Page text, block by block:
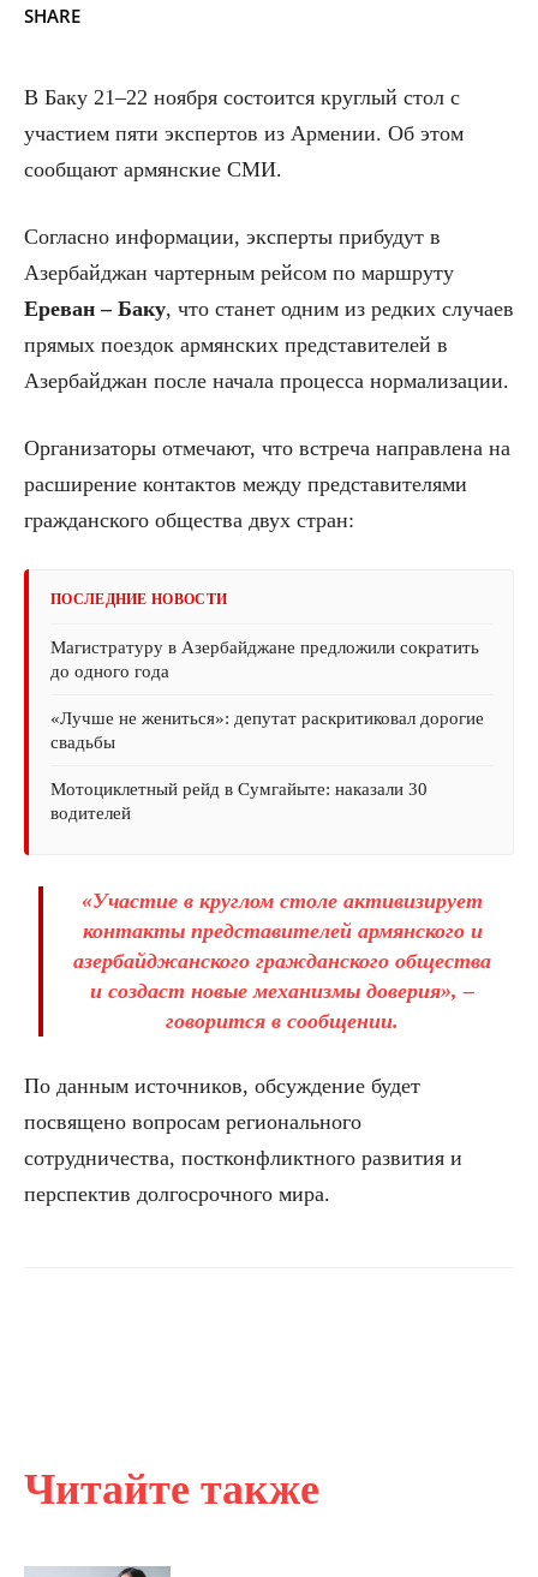
Читайте также
SHARE
В Баку 21–22 ноября состоится круглый стол с
участием пяти экспертов из Армении. Об этом
сообщают армянские СМИ.
Согласно информации, эксперты прибудут в
Азербайджан чартерным рейсом по маршруту
Ереван – Баку, что станет одним из редких случаев
прямых поездок армянских представителей в
Азербайджан после начала процесса нормализации.
Организаторы отмечают, что встреча направлена на
расширение контактов между представителями
гражданского общества двух стран:
ПОСЛЕДНИЕ НОВОСТИ
Магистратуру в Азербайджане предложили сократить
до одного года
«Лучше не жениться»: депутат раскритиковал дорогие
свадьбы
Мотоциклетный рейд в Сумгайыте: наказали 30
водителей
«Участие в круглом столе активизирует
контакты представителей армянского и
азербайджанского гражданского общества
и создаст новые механизмы доверия», –
говорится в сообщении.
По данным источников, обсуждение будет
посвящено вопросам регионального
сотрудничества, постконфликтного развития и
перспектив долгосрочного мира.